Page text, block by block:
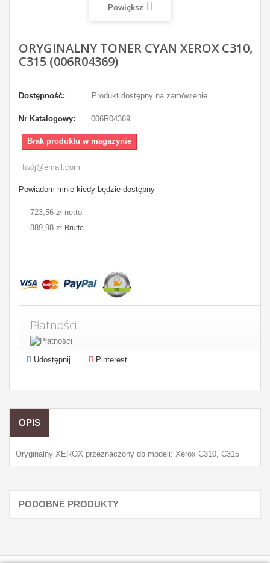
Powiększ
ORYGINALNY TONER CYAN XEROX C310,
C315 (006R04369)
Dostępność: Produkt dostępny na zamówienie
Nr Katalogowy: 006R04369
Brak produktu w magazynie
Powiadom mnie kiedy będzie dostępny
723,56 zł netto
889,98 zł Brutto
Płatności
Udostępnij Pinterest
OPIS
Oryginalny XEROX przeznaczony do modeli: Xerox C310, C315
PODOBNE PRODUKTY